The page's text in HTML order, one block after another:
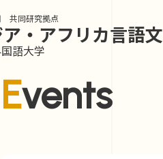
共同研究拠点
・アフリカ言語
語大学
Events